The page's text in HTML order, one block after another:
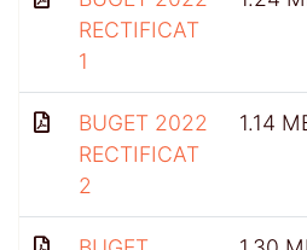
RECTIFICAT
1
BUGET 2022
RECTIFICAT
2
1.14